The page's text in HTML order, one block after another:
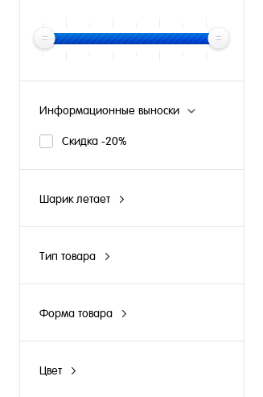
Информационные выноски
Скидка -20%
Шарик летает
Тип товара
Форма товара
Цвет